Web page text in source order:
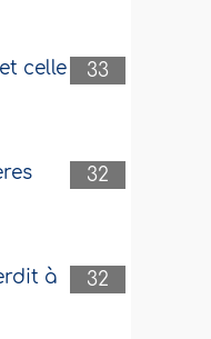
33
celle
32
32
à